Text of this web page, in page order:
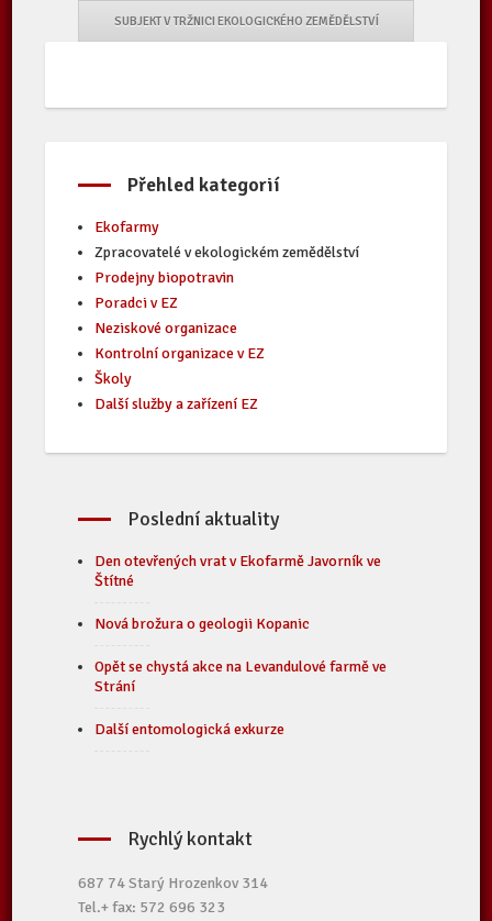
SUBJEKT V TRŽNICI EKOLOGICKÉHO ZEMĚDĚLSTVÍ
Přehled kategorií
Ekofarmy
Zpracovatelé v ekologickém zemědělství
Prodejny biopotravin
Poradci v EZ
Neziskové organizace
Kontrolní organizace v EZ
Školy
Další služby a zařízení EZ
Poslední aktuality
Den otevřených vrat v Ekofarmě Javorník ve
Štítné
Nová brožura o geologii Kopanic
Opět se chystá akce na Levandulové farmě ve
Strání
Další entomologická exkurze
Rychlý kontakt
687 74 Starý Hrozenkov 314
Tel.+ fax: 572 696 323